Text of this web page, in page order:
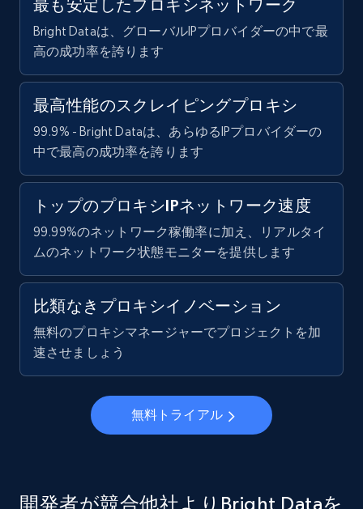
最も安定したプロキシネットワーク
Bright Dataは、グローバルIPプロバイダーの中で最
高の成功率を誇ります
最高性能のスクレイピングプロキシ
99.9% - Bright Dataは、あらゆるIPプロバイダーの
中で最高の成功率を誇ります
トップのプロキシIPネットワーク速度
99.99%のネットワーク稼働率に加え、リアルタイ
ムのネットワーク状態モニターを提供します
比類なきプロキシイノベーション
無料のプロキシマネージャーでプロジェクトを加
速させましょう
無料トライアル
開発者が競合他社よりBright Dataを